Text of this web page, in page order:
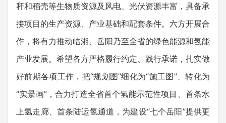
秆和稻壳等生物质资源及风电、光伏资源丰富，具备承
接项目的生产资源、产业基础和配套条件。六方开展合
作，将有力推动临湘、岳阳乃至全省的绿色能源和氢能
产业发展。希望各方严格履行约定、践行承诺，扎实做
好前期各项工作，把“规划图”细化为“施工图”、转化为
“实景画”，合力打造全省首个氢能示范性项目、首条水
上氢走廊、首条陆运氢通道，为建设“七个岳阳”提供更